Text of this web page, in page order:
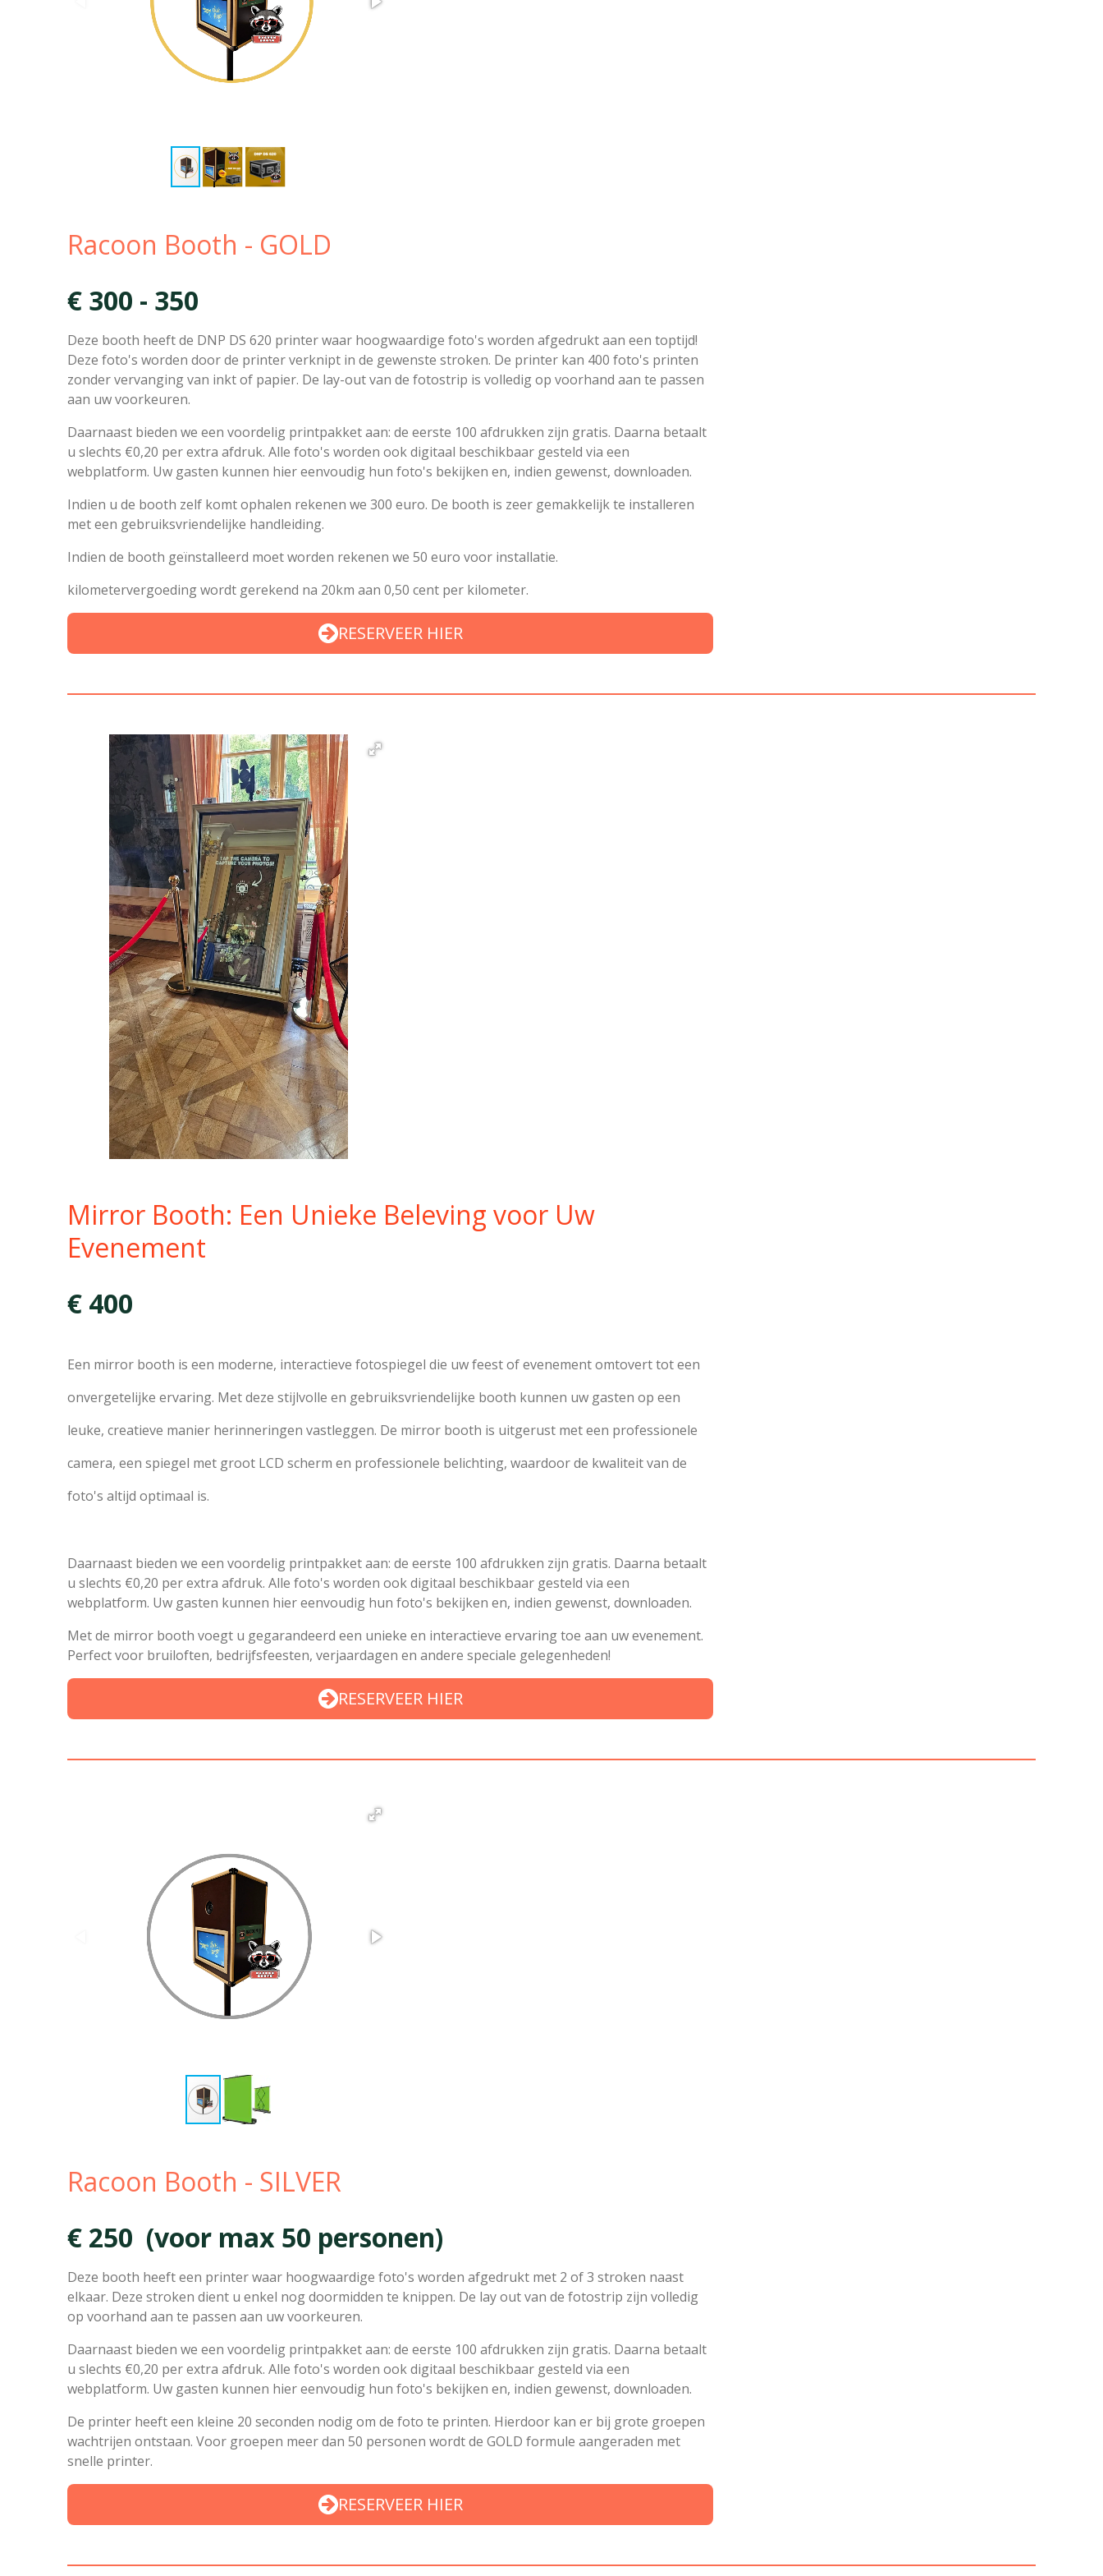
Racoon Booth - GOLD
€ 300 - 350
Deze booth heeft de DNP DS 620 printer waar hoogwaardige foto's worden afgedrukt aan een toptijd!
Deze foto's worden door de printer verknipt in de gewenste stroken. De printer kan 400 foto's printen
zonder vervanging van inkt of papier. De lay-out van de fotostrip is volledig op voorhand aan te passen
aan uw voorkeuren.
Daarnaast bieden we een voordelig printpakket aan: de eerste 100 afdrukken zijn gratis. Daarna betaalt
u slechts €0,20 per extra afdruk. Alle foto's worden ook digitaal beschikbaar gesteld via een
webplatform. Uw gasten kunnen hier eenvoudig hun foto's bekijken en, indien gewenst, downloaden.
Indien u de booth zelf komt ophalen rekenen we 300 euro. De booth is zeer gemakkelijk te installeren
met een gebruiksvriendelijke handleiding.
Indien de booth geïnstalleerd moet worden rekenen we 50 euro voor installatie.
kilometervergoeding wordt gerekend na 20km aan 0,50 cent per kilometer.
RESERVEER HIER
Mirror Booth: Een Unieke Beleving voor Uw
Evenement
€ 400
Een mirror booth is een moderne, interactieve fotospiegel die uw feest of evenement omtovert tot een
onvergetelijke ervaring. Met deze stijlvolle en gebruiksvriendelijke booth kunnen uw gasten op een
leuke, creatieve manier herinneringen vastleggen. De mirror booth is uitgerust met een professionele
camera, een spiegel met groot LCD scherm en professionele belichting, waardoor de kwaliteit van de
foto's altijd optimaal is.
Daarnaast bieden we een voordelig printpakket aan: de eerste 100 afdrukken zijn gratis. Daarna betaalt
u slechts €0,20 per extra afdruk. Alle foto's worden ook digitaal beschikbaar gesteld via een
webplatform. Uw gasten kunnen hier eenvoudig hun foto's bekijken en, indien gewenst, downloaden.
Met de mirror booth voegt u gegarandeerd een unieke en interactieve ervaring toe aan uw evenement.
Perfect voor bruiloften, bedrijfsfeesten, verjaardagen en andere speciale gelegenheden!
RESERVEER HIER
Racoon Booth - SILVER
€ 250 (voor max 50 personen)
Deze booth heeft een printer waar hoogwaardige foto's worden afgedrukt met 2 of 3 stroken naast
elkaar. Deze stroken dient u enkel nog doormidden te knippen. De lay out van de fotostrip zijn volledig
op voorhand aan te passen aan uw voorkeuren.
Daarnaast bieden we een voordelig printpakket aan: de eerste 100 afdrukken zijn gratis. Daarna betaalt
u slechts €0,20 per extra afdruk. Alle foto's worden ook digitaal beschikbaar gesteld via een
webplatform. Uw gasten kunnen hier eenvoudig hun foto's bekijken en, indien gewenst, downloaden.
De printer heeft een kleine 20 seconden nodig om de foto te printen. Hierdoor kan er bij grote groepen
wachtrijen ontstaan. Voor groepen meer dan 50 personen wordt de GOLD formule aangeraden met
snelle printer.
RESERVEER HIER